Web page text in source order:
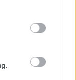
in below Google